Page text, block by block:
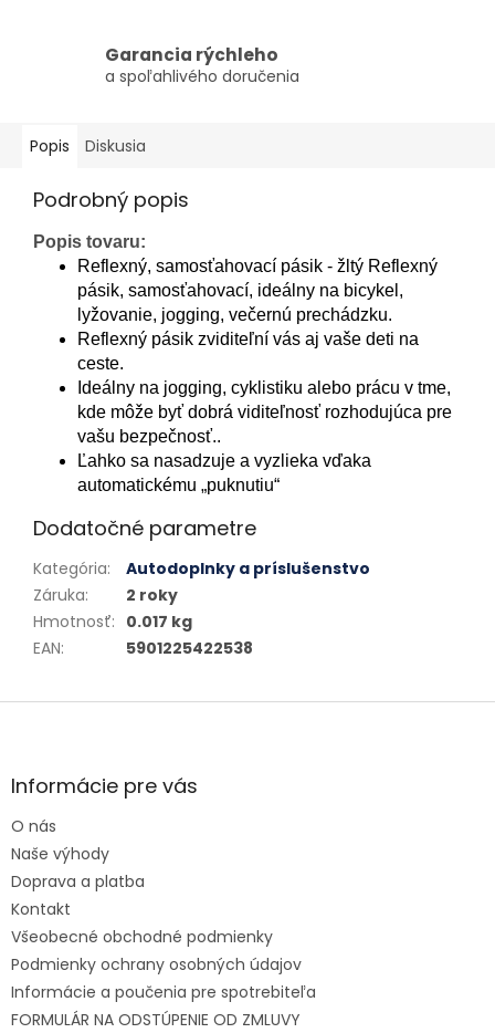
Garancia rýchleho
a spoľahlivého doručenia
Popis Diskusia
Podrobný popis
Popis tovaru:
Reflexný, samosťahovací pásik - žltý Reflexný
pásik, samosťahovací, ideálny na bicykel,
lyžovanie, jogging, večernú prechádzku.
Reflexný pásik zviditeľní vás aj vaše deti na
ceste.
Ideálny na jogging, cyklistiku alebo prácu v tme,
kde môže byť dobrá viditeľnosť rozhodujúca pre
vašu bezpečnosť..
Ľahko sa nasadzuje a vyzlieka vďaka
automatickému „puknutiu“
Dodatočné parametre
Kategória:
Autodoplnky a príslušenstvo
Záruka:
2 roky
Hmotnosť: 0.017 kg
EAN: 5901225422538
Zápätie
Informácie pre vás
O nás
Naše výhody
Doprava a platba
Kontakt
Všeobecné obchodné podmienky
Podmienky ochrany osobných údajov
Informácie a poučenia pre spotrebiteľa
FORMULÁR NA ODSTÚPENIE OD ZMLUVY